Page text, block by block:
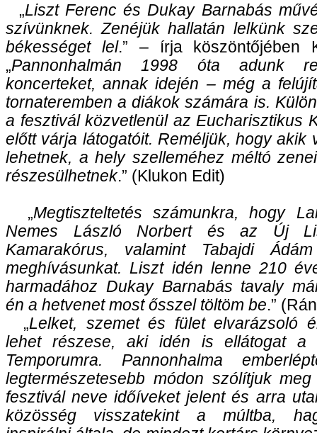
„Liszt Ferenc és Dukay Barnabás
szívünknek. Zenéjük hallatán lelkünk
békességet lel.” – írja köszöntőjében
„Pannonhalmán 1998 óta adunk
koncerteket, annak idején – még a
tornateremben a diákok számára is.
a fesztivál közvetlenül az Eucharisztikus
előtt várja látogatóit. Reméljük, hogy akik
lehetnek, a hely szelleméhez méltó
részesülhetnek.” (Klukon Edit)
„Megtiszteltetés számunkra, hogy
Nemes László Norbert és az Új
Kamarakórus, valamint Tabajdi
meghívásunkat. Liszt idén lenne 210
harmadához Dukay Barnabás tavaly
én a hetvenet most ősszel töltöm be.”
„Lelket, szemet és fület elvarázsoló
lehet részese, aki idén is ellátogat a
Temporumra. Pannonhalma
legtermészetesebb módon szólítjuk
fesztivál neve időíveket jelent és arra
közösség visszatekint a múltba,